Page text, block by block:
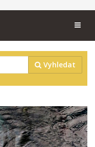
Vyhledat